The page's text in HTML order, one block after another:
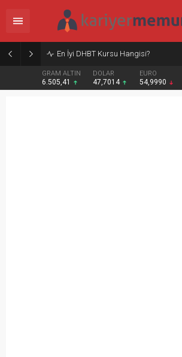
En İyi DHBT Kursu Hangisi?
GRAM ALTIN
6.505,41
DOLAR
47,7014
EURO
54,9990